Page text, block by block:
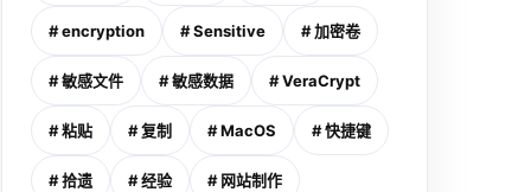
# encryption # Sensitive # 加密卷
# 敏感文件 # 敏感数据 # VeraCrypt
# 粘贴 # 复制 # MacOS # 快捷键
# 拾遗 # 经验 # 网站制作